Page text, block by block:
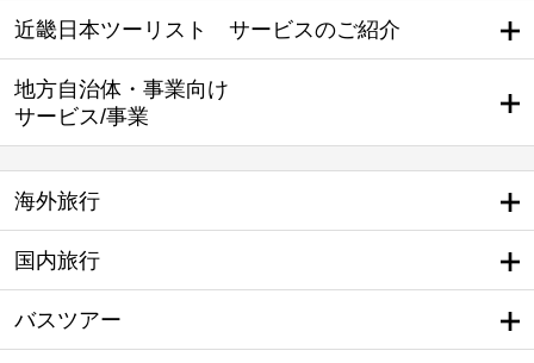
近畿日本ツーリスト サービスのご紹介
地方自治体・事業向け
サービス/事業
海外旅行
国内旅行
バスツアー